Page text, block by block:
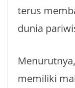
terus
dunia
memiliki